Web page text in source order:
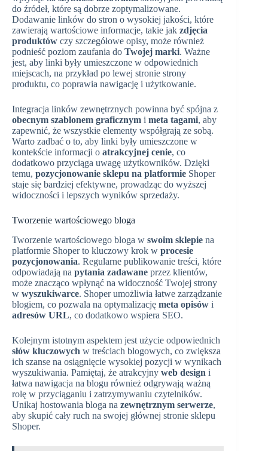
do źródeł, które są dobrze zoptymalizowane.
Dodawanie linków do stron o wysokiej jakości, które
zawierają wartościowe informacje, takie jak zdjęcia
produktów czy szczegółowe opisy, może również
podnieść poziom zaufania do Twojej marki. Ważne
jest, aby linki były umieszczone w odpowiednich
miejscach, na przykład po lewej stronie strony
produktu, co poprawia nawigację i użytkowanie.
Integracja linków zewnętrznych powinna być spójna z
obecnym szablonem graficznym i meta tagami, aby
zapewnić, że wszystkie elementy współgrają ze sobą.
Warto zadbać o to, aby linki były umieszczone w
kontekście informacji o atrakcyjnej cenie, co
dodatkowo przyciąga uwagę użytkowników. Dzięki
temu, pozycjonowanie sklepu na platformie Shoper
staje się bardziej efektywne, prowadząc do wyższej
widoczności i lepszych wyników sprzedaży.
Tworzenie wartościowego bloga
Tworzenie wartościowego bloga w swoim sklepie na
platformie Shoper to kluczowy krok w procesie
pozycjonowania. Regularne publikowanie treści, które
odpowiadają na pytania zadawane przez klientów,
może znacząco wpłynąć na widoczność Twojej strony
w wyszukiwarce. Shoper umożliwia łatwe zarządzanie
blogiem, co pozwala na optymalizację meta opisów i
adresów URL, co dodatkowo wspiera SEO.
Kolejnym istotnym aspektem jest użycie odpowiednich
słów kluczowych w treściach blogowych, co zwiększa
ich szanse na osiągnięcie wysokiej pozycji w wynikach
wyszukiwania. Pamiętaj, że atrakcyjny web design i
łatwa nawigacja na blogu również odgrywają ważną
rolę w przyciąganiu i zatrzymywaniu czytelników.
Unikaj hostowania bloga na zewnętrznym serwerze,
aby skupić cały ruch na swojej głównej stronie sklepu
Shoper.